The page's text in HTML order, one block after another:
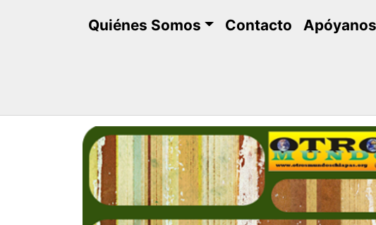
Quiénes Somos Contacto Apóyanos